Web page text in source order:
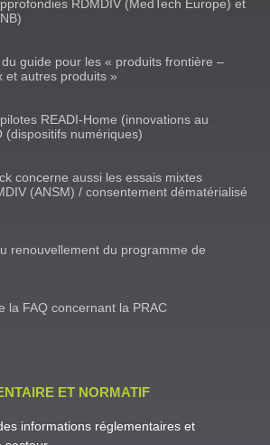
RDMDIV (MedTech Europe) et
guide pour les « produits frontière –
et autres produits »
READI-Home (innovations au
(dispositifs numériques)
concerne aussi les essais mixtes
(ANSM) / consentement dématérialisé
renouvellement du programme de
la FAQ concernant la PRAC
ET NORMATIF
informations réglementaires et